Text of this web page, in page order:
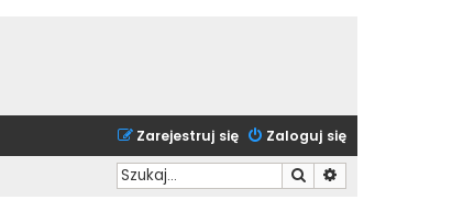
Zaloguj się
Zarejestruj się
Szukaj